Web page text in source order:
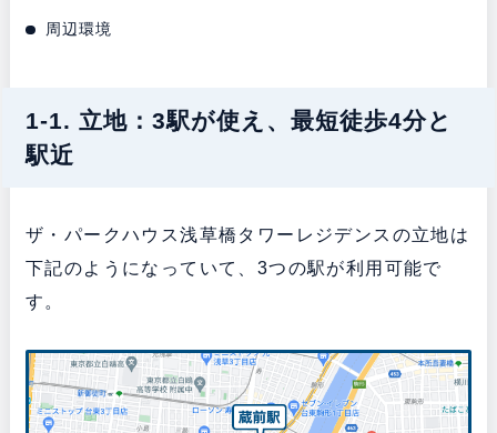
周辺環境
1-1. 立地：3駅が使え、最短徒歩4分と
駅近
ザ・パークハウス浅草橋タワーレジデンスの立地は
下記のようになっていて、3つの駅が利用可能で
す。